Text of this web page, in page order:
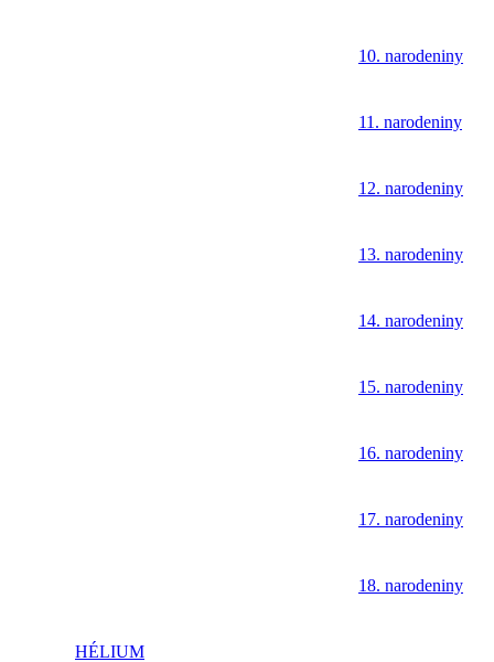
10. narodeniny
11. narodeniny
12. narodeniny
13. narodeniny
14. narodeniny
15. narodeniny
16. narodeniny
17. narodeniny
18. narodeniny
HÉLIUM